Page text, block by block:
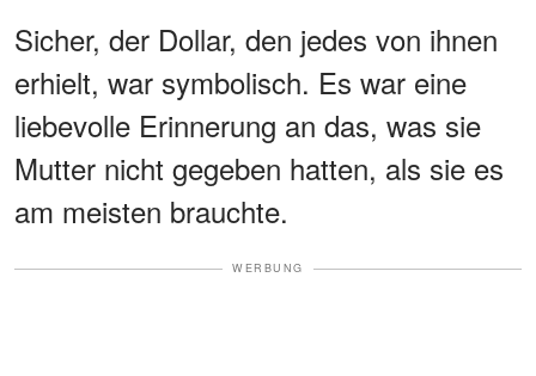
Sicher, der Dollar, den jedes von ihnen
erhielt, war symbolisch. Es war eine
liebevolle Erinnerung an das, was sie
Mutter nicht gegeben hatten, als sie es
am meisten brauchte.
WERBUNG